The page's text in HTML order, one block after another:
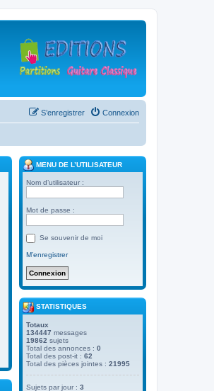
Connexion
S’enregistrer
MENU DE L’UTILISATEUR
Nom d’utilisateur :
Mot de passe :
Se souvenir de moi
M’enregistrer
STATISTIQUES
Totaux
134447 messages
19862 sujets
Total des annonces : 0
Total des post-it : 62
Total des pièces jointes : 21995
Sujets par jour : 3